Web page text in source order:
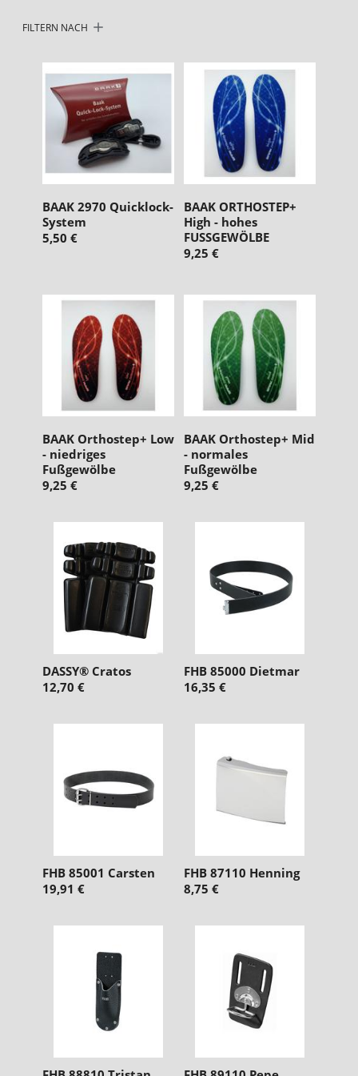
g
:
FILTERN NACH
BAAK 2970 Quicklock-
System
5,50 €
BAAK ORTHOSTEP+
High - hohes
FUSSGEWÖLBE
9,25 €
BAAK Orthostep+ Low
- niedriges
Fußgewölbe
9,25 €
BAAK Orthostep+ Mid
- normales
Fußgewölbe
9,25 €
DASSY® Cratos
12,70 €
FHB 85000 Dietmar
16,35 €
FHB 85001 Carsten
19,91 €
FHB 87110 Henning
8,75 €